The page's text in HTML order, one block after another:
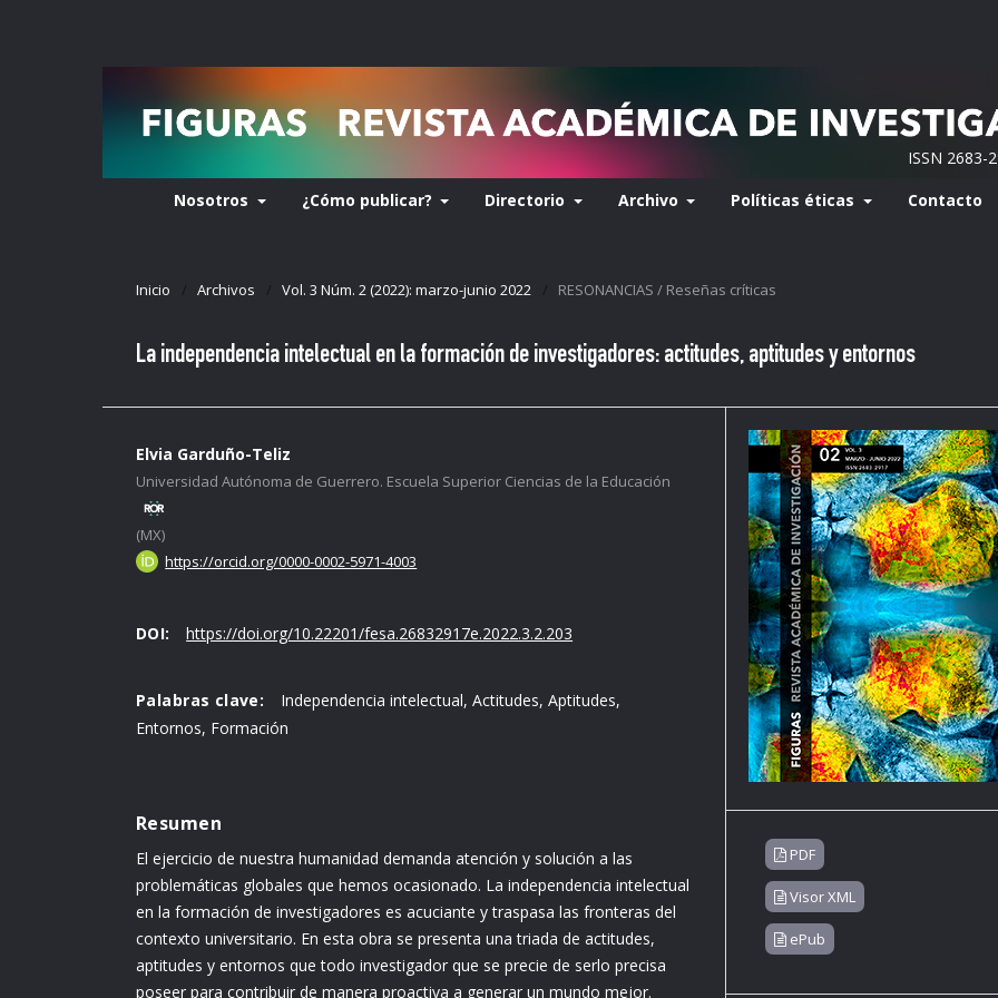
ISSN 2683-
Nosotros ¿Cómo publicar? Directorio Archivo Políticas éticas Contacto
Inicio / Archivos / Vol. 3 Núm. 2 (2022): marzo-junio 2022 / RESONANCIAS / Reseñas críticas
La independencia intelectual en la formación de investigadores: actitudes, aptitudes y entornos
Elvia Garduño-Teliz
Universidad Autónoma de Guerrero. Escuela Superior Ciencias de la Educación
(MX)
https://orcid.org/0000-0002-5971-4003
DOI: https://doi.org/10.22201/fesa.26832917e.2022.3.2.203
Palabras clave:
Independencia intelectual, Actitudes, Aptitudes,
Entornos, Formación
Resumen
El ejercicio de nuestra humanidad demanda atención y solución a las
problemáticas globales que hemos ocasionado. La independencia intelectual
en la formación de investigadores es acuciante y traspasa las fronteras del
contexto universitario. En esta obra se presenta una triada de actitudes,
aptitudes y entornos que todo investigador que se precie de serlo precisa
poseer para contribuir de manera proactiva a generar un mundo mejor.
PDF
Visor XML
ePub